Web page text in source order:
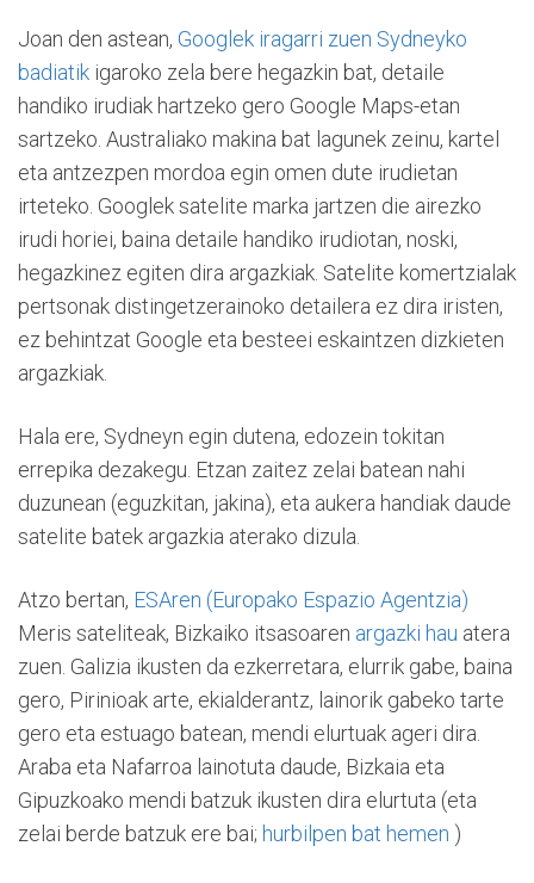
Joan den astean, Googlek iragarri zuen Sydneyko
badiatik igaroko zela bere hegazkin bat, detaile
handiko irudiak hartzeko gero Google Maps-etan
sartzeko. Australiako makina bat lagunek zeinu, kartel
eta antzezpen mordoa egin omen dute irudietan
irteteko. Googlek satelite marka jartzen die airezko
irudi horiei, baina detaile handiko irudiotan, noski,
hegazkinez egiten dira argazkiak. Satelite komertzialak
pertsonak distingetzerainoko detailera ez dira iristen,
ez behintzat Google eta besteei eskaintzen dizkieten
argazkiak.
Hala ere, Sydneyn egin dutena, edozein tokitan
errepika dezakegu. Etzan zaitez zelai batean nahi
duzunean (eguzkitan, jakina), eta aukera handiak daude
satelite batek argazkia aterako dizula.
Atzo bertan, ESAren (Europako Espazio Agentzia)
Meris sateliteak, Bizkaiko itsasoaren argazki hau atera
zuen. Galizia ikusten da ezkerretara, elurrik gabe, baina
gero, Pirinioak arte, ekialderantz, lainorik gabeko tarte
gero eta estuago batean, mendi elurtuak ageri dira.
Araba eta Nafarroa lainotuta daude, Bizkaia eta
Gipuzkoako mendi batzuk ikusten dira elurtuta (eta
zelai berde batzuk ere bai; hurbilpen bat hemen )